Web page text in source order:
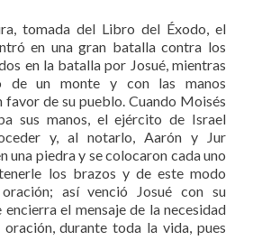
tomada del Libro del Éxodo, el
en una gran batalla contra los
en la batalla por Josué, mientras
de un monte y con las manos
favor de su pueblo. Cuando Moisés
sus manos, el ejército de Israel
y, al notarlo, Aarón y Jur
una piedra y se colocaron cada uno
los brazos y de este modo
así venció Josué con su
el mensaje de la necesidad
durante toda la vida, pues